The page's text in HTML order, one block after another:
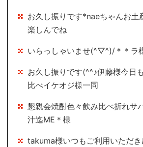
お久し振りです*naeちゃんお土
楽しんでね
いらっしゃいませ(^▽^)/＊＊ラ
お久し振りです(^^♪伊藤様今日
比べイケオジ様一同
懇親会焼酎色々飲み比べ折れサ
汁迄ME＊様
takuma様いつもご利用いただ